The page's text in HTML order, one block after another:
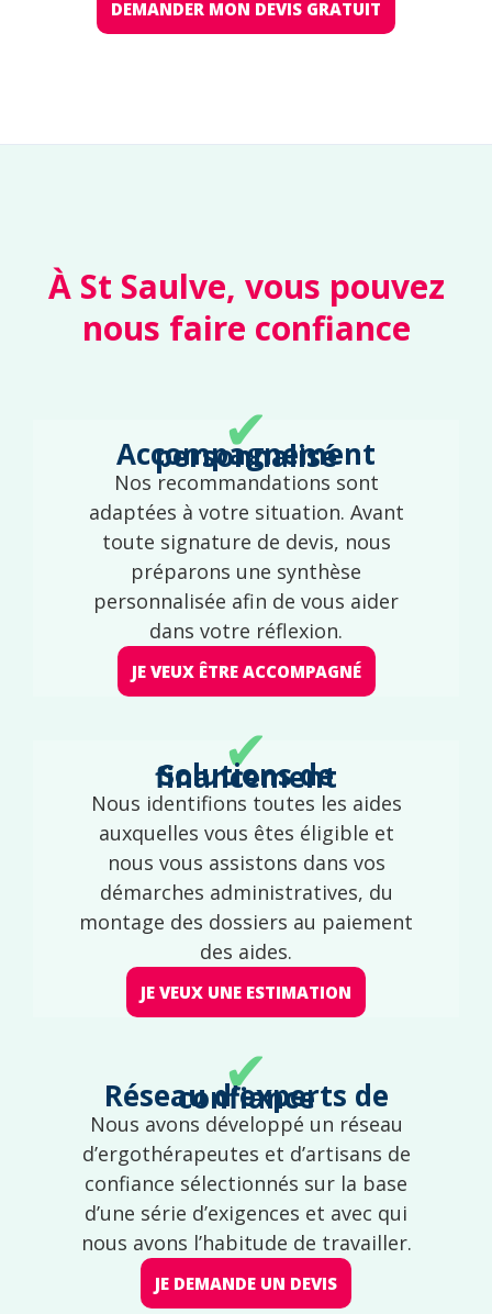
DEMANDER MON DEVIS GRATUIT
À St Saulve, vous pouvez
nous faire confiance
✔
Accompagnement personnalisé
Nos recommandations sont
adaptées à votre situation. Avant
toute signature de devis, nous
préparons une synthèse
personnalisée afin de vous aider
dans votre réflexion.
JE VEUX ÊTRE ACCOMPAGNÉ
✔
Solutions de financement
Nous identifions toutes les aides
auxquelles vous êtes éligible et
nous vous assistons dans vos
démarches administratives, du
montage des dossiers au paiement
des aides.
JE VEUX UNE ESTIMATION
✔
Réseau d'experts de confiance
Nous avons développé un réseau
d’ergothérapeutes et d’artisans de
confiance sélectionnés sur la base
d’une série d’exigences et avec qui
nous avons l’habitude de travailler.
JE DEMANDE UN DEVIS